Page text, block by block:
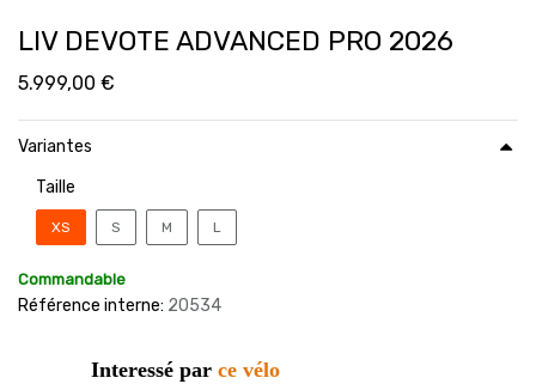
LIV DEVOTE ADVANCED PRO 2026
5.999,00 €
Variantes
Taille
XS S M L
Commandable
Référence interne: 20534
Interessé par ce vélo